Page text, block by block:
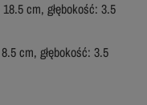
cm, głębokość: 3.5
cm, głębokość: 3.5